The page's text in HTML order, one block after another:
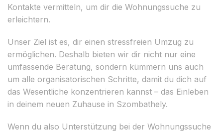
Kontakte vermitteln, um dir die Wohnungssuche zu
erleichtern.
Unser Ziel ist es, dir einen stressfreien Umzug zu
ermöglichen. Deshalb bieten wir dir nicht nur eine
umfassende Beratung, sondern kümmern uns auch
um alle organisatorischen Schritte, damit du dich auf
das Wesentliche konzentrieren kannst – das Einleben
in deinem neuen Zuhause in Szombathely.
Wenn du also Unterstützung bei der Wohnungssuche